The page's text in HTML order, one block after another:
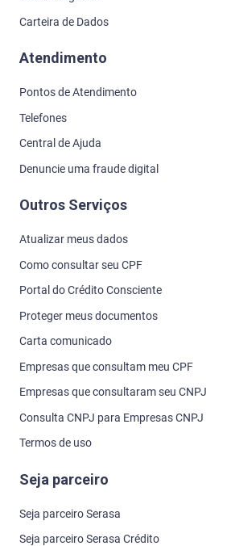
Carteira de Dados
Atendimento
Pontos de Atendimento
Telefones
Central de Ajuda
Denuncie uma fraude digital
Outros Serviços
Atualizar meus dados
Como consultar seu CPF
Portal do Crédito Consciente
Proteger meus documentos
Carta comunicado
Empresas que consultam meu CPF
Empresas que consultaram seu CNPJ
Consulta CNPJ para Empresas CNPJ
Termos de uso
Seja parceiro
Seja parceiro Serasa
Seja parceiro Serasa Crédito